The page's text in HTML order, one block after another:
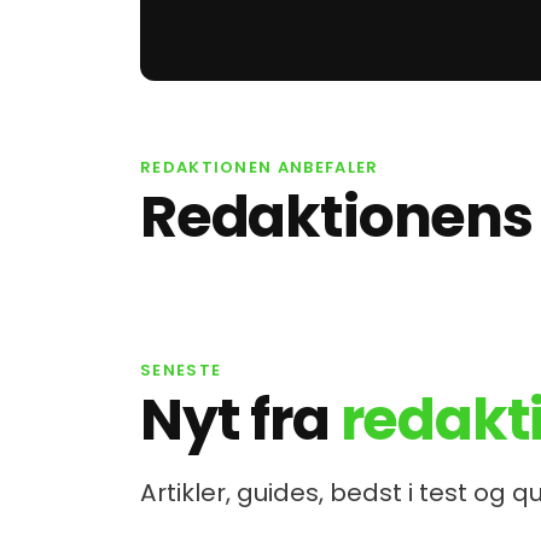
REDAKTIONEN ANBEFALER
Redaktionens
bliver mere og mere
populær i 2026
SENESTE
Nyt fra
Artikler, guides, bedst i test og